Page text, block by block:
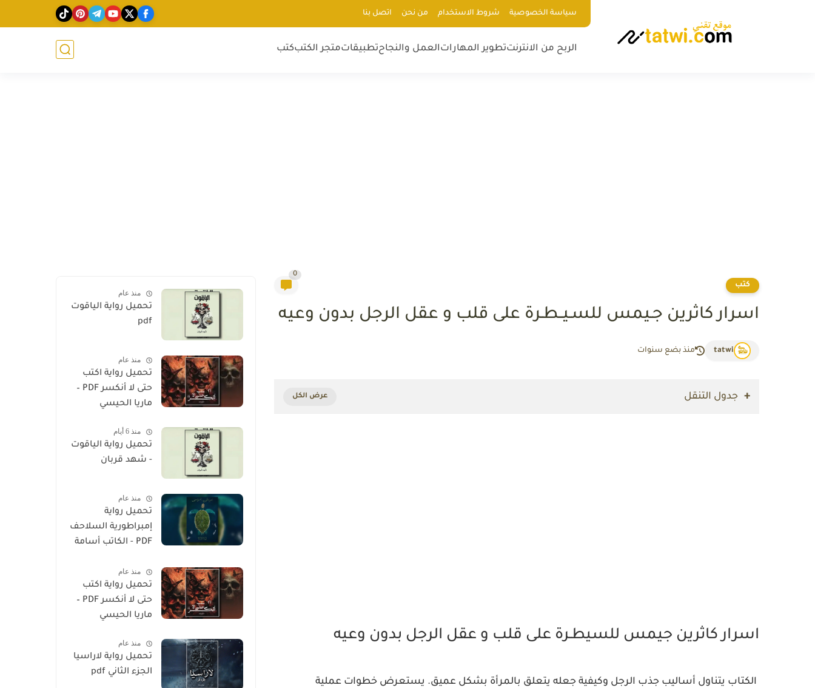
سياسة الخصوصية شروط الاستخدام من نحن اتصل بنا
الربح من الانترنتتطوير المهاراتالعمل والنجاحتطبيقاتمتجر الكتبكتب
كتب
0
اﺳﺮار ﻛﺎﺛﺮﻳﻦ ﺟـﻴﻤﺲ ﻟﻠﺴـﻴــﻄـﺮة ﻋﻠﻰ ﻗﻠﺐ و ﻋﻘﻞ اﻟﺮﺟﻞ ﺑﺪون وﻋﻴﻪ
tatwi منذ بضع سنوات
جدول التنقل
اﺳﺮار ﻛﺎﺛﺮﻳﻦ ﺟﻴﻤﺲ ﻟﻠﺴﻴﻄـﺮة ﻋﻠﻰ ﻗﻠﺐ و ﻋﻘﻞ اﻟﺮﺟﻞ ﺑﺪون وﻋﻴﻪ
الكتاب يتناول أساليب جذب الرجل وكيفية جعله يتعلق بالمرأة بشكل عميق. يستعرض خطوات عملية
منذ عام
تحميل رواية الياقوت
pdf
منذ عام
تحميل رواية اكتب
حتى لا أنكسر PDF –
ماريا الحيسي
منذ 6 أيام
تحميل رواية الياقوت
- شهد قربان
منذ عام
تحميل رواية
إمبراطورية السلاحف
PDF - الكاتب أسامة
منذ عام
تحميل رواية اكتب
حتى لا أنكسر PDF –
ماريا الحيسي
منذ عام
تحميل رواية لاراسيا
الجزء الثاني pdf